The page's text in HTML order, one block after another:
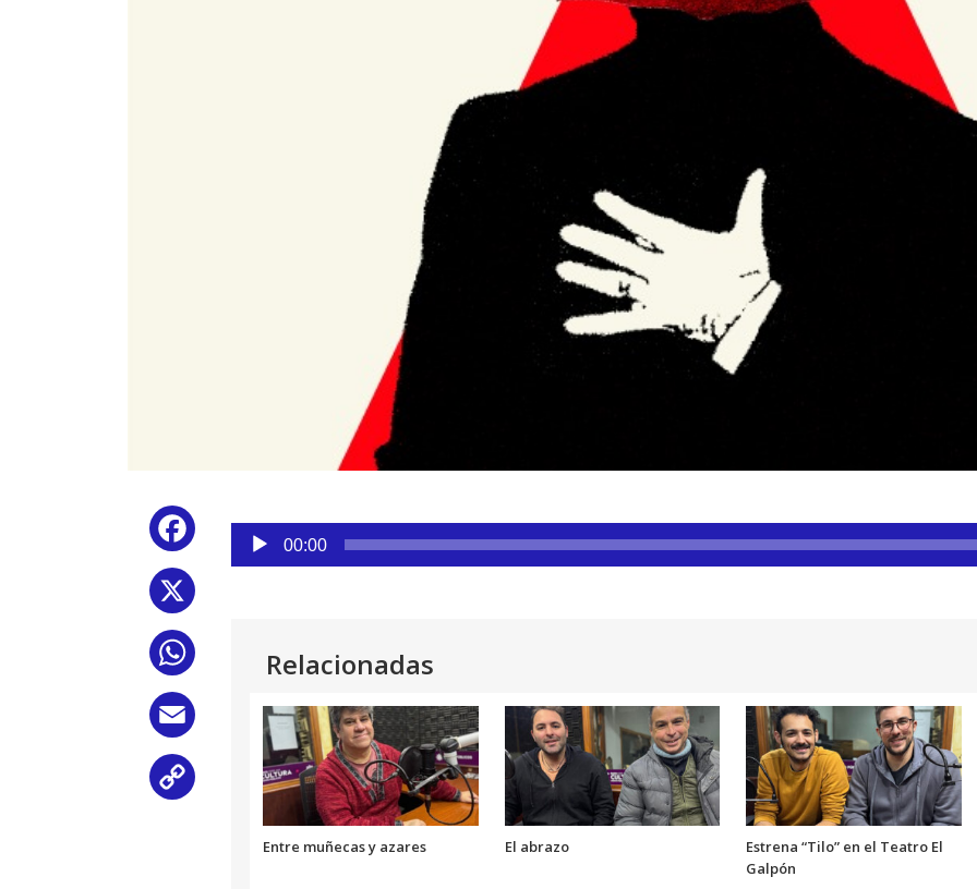
Facebook
WhatsApp
Reproductor
audio
00:00
Relacionadas
Entre muñecas y azares El abrazo
Estrena “Tilo” en el Teatro El
Galpón